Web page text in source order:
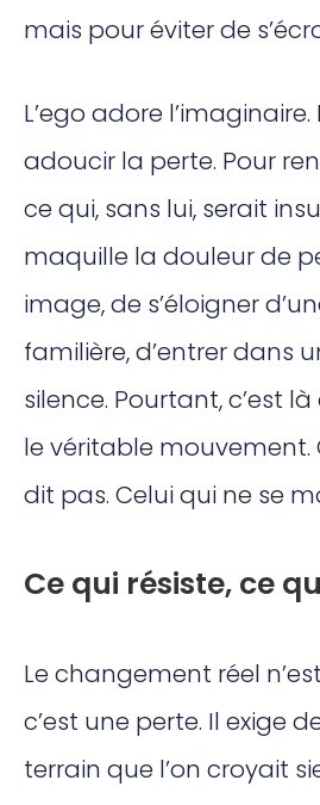
mais pour éviter de
L’ego adore l’imaginaire.
adoucir la perte. Pour
ce qui, sans lui, serait
maquille la douleur de
image, de s’éloigner
familière, d’entrer dans
silence. Pourtant, c’est
le véritable mouvement.
dit pas. Celui qui ne se
Ce qui résiste, ce
Le changement réel
c’est une perte. Il exige
terrain que l’on croyait